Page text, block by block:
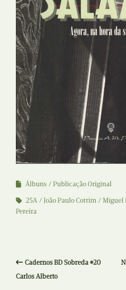
Álbuns
Publicação Original
25A
João Paulo Cotrim Miguel
Pereira
Cadernos BD Sobreda #20
Carlos Alberto